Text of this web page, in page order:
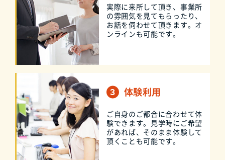
実際に来所して頂き、事業所
の雰囲気を見てもらったり、
お話を伺わせて頂きます。オ
ンラインも可能です。
体験利用
ご自身のご都合に合わせて体
験できます。見学時にご希望
があれば、そのまま体験して
頂くことも可能です。